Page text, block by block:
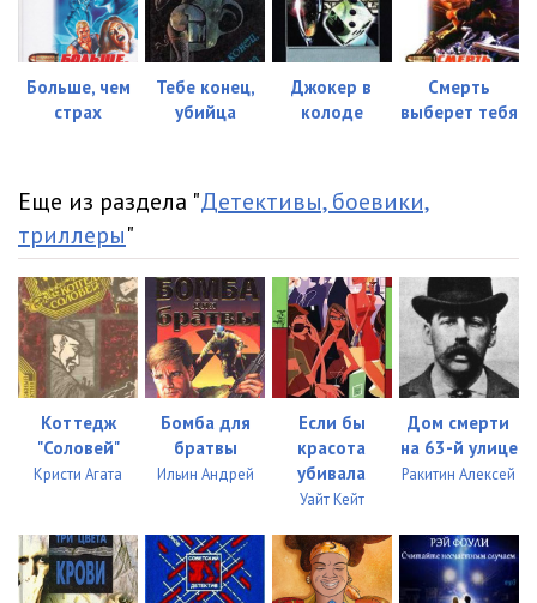
022_Ploty 08:38
023_Ploty 08:05
024_Ploty 08:05
026_Ploty
027_Ploty 08:07
028_Ploty 08:03
029_Ploty 08:35
030_Ploty 08:04
031_Ploty 08:07
033_Ploty 08:15
034_Ploty 08:03
Больше, чем
страх
Тебе конец,
убийца
Джокер в
колоде
Смерть
выберет тебя
Еще из раздела "Детективы, боевики,
триллеры"
Коттедж
"Соловей"
Кристи Агата
Бомба для
братвы
Ильин Андрей
Если бы
красота
убивала
Уайт Кейт
Дом смерти
на 63-й улице
Ракитин Алексей